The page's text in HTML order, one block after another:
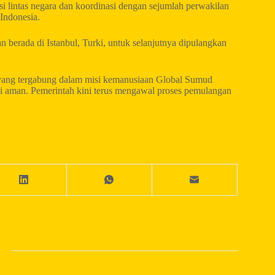
negara dan koordinasi dengan sejumlah perwakilan
berada di Istanbul, Turki, untuk selanjutnya dipulangkan
tergabung dalam misi kemanusiaan Global Sumud
Pemerintah kini terus mengawal proses pemulangan